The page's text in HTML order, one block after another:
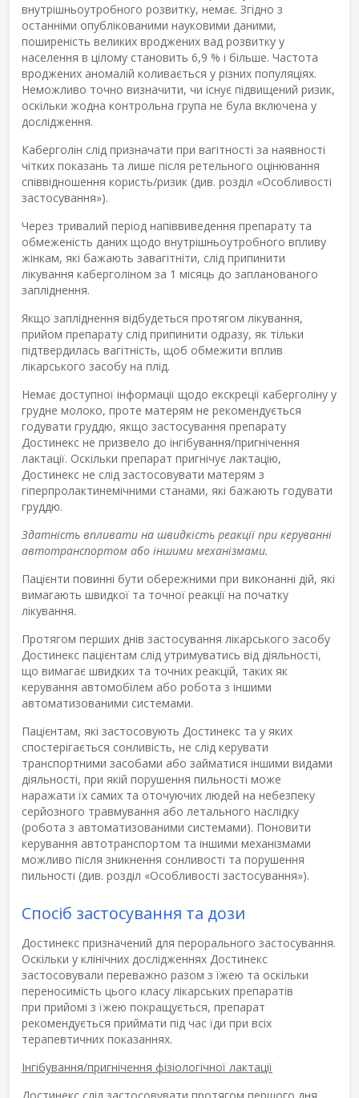
внутрішньоутробного розвитку, немає. Згідно з
останніми опублікованими науковими даними,
поширеність великих вроджених вад розвитку у
населення в цілому становить 6,9 % і більше. Частота
вроджених аномалій коливається у різних популяціях.
Неможливо точно визначити, чи існує підвищений ризик,
оскільки жодна контрольна група не була включена у
дослідження.
Каберголін слід призначати при вагітності за наявності
чітких показань та лише після ретельного оцінювання
співвідношення користь/ризик (див. розділ «Особливості
застосування»).
Через тривалий період напіввиведення препарату та
обмеженість даних щодо внутрішньоутробного впливу
жінкам, які бажають завагітніти, слід припинити
лікування каберголіном за 1 місяць до запланованого
запліднення.
Якщо запліднення відбудеться протягом лікування,
прийом препарату слід припинити одразу, як тільки
підтвердилась вагітність, щоб обмежити вплив
лікарського засобу на плід.
Немає доступної інформації щодо екскреції каберголіну у
грудне молоко, проте матерям не рекомендується
годувати груддю, якщо застосування препарату
Достинекс не призвело до інгібування/пригнічення
лактації. Оскільки препарат пригнічує лактацію,
Достинекс не слід застосовувати матерям з
гіперпролактинемічними станами, які бажають годувати
груддю.
Здатність впливати на швидкість реакції при керуванні
автотранспортом або іншими механізмами.
Пацієнти повинні бути обережними при виконанні дій, які
вимагають швидкої та точної реакції на початку
лікування.
Протягом перших днів застосування лікарського засобу
Достинекс пацієнтам слід утримуватись від діяльності,
що вимагає швидких та точних реакцій, таких як
керування автомобілем або робота з іншими
автоматизованими системами.
Пацієнтам, які застосовують Достинекс та у яких
спостерігається сонливість, не слід керувати
транспортними засобами або займатися іншими видами
діяльності, при якій порушення пильності може
наражати їх самих та оточуючих людей на небезпеку
серйозного травмування або летального наслідку
(робота з автоматизованими системами). Поновити
керування автотранспортом та іншими механізмами
можливо після зникнення сонливості та порушення
пильності (див. розділ «Особливості застосування»).
Спосіб застосування та дози
Достинекс призначений для перорального застосування.
Оскільки у клінічних дослідженнях Достинекс
застосовували переважно разом з їжею та оскільки
переносимість цього класу лікарських препаратів
при прийомі з їжею покращується, препарат
рекомендується приймати під час їди при всіх
терапевтичних показаннях.
Інгібування/пригнічення фізіологічної лактації